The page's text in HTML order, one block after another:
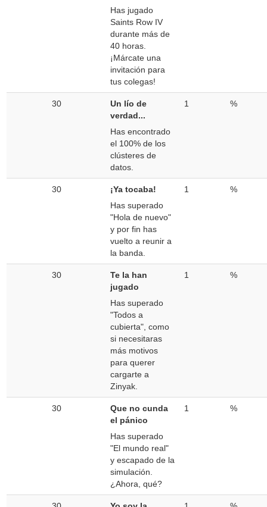
Has jugado
Saints Row IV
durante más de
40 horas.
¡Márcate una
invitación para
tus colegas!
30
Un lío de
verdad...
Has encontrado
el 100% de los
clústeres de
datos.
1 %
30
¡Ya tocaba!
Has superado
"Hola de nuevo"
y por fin has
vuelto a reunir a
la banda.
1 %
30
Te la han
jugado
Has superado
"Todos a
cubierta", como
si necesitaras
más motivos
para querer
cargarte a
Zinyak.
1 %
30
Que no cunda
el pánico
Has superado
"El mundo real"
y escapado de la
simulación.
¿Ahora, qué?
1 %